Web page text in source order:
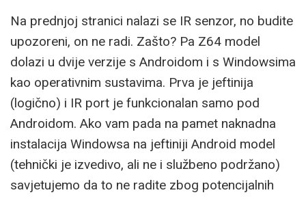
Na prednjoj stranici nalazi se IR senzor, no budite
upozoreni, on ne radi. Zašto? Pa Z64 model
dolazi u dvije verzije s Androidom i s Windowsima
kao operativnim sustavima. Prva je jeftinija
(logično) i IR port je funkcionalan samo pod
Androidom. Ako vam pada na pamet naknadna
instalacija Windowsa na jeftiniji Android model
(tehnički je izvedivo, ali ne i službeno podržano)
savjetujemo da to ne radite zbog potencijalnih